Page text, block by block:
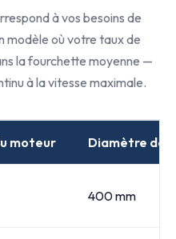
à vos besoins de
modèle où votre taux de
la fourchette moyenne —
à la vitesse maximale.
moteur Diamètre de
400 mm